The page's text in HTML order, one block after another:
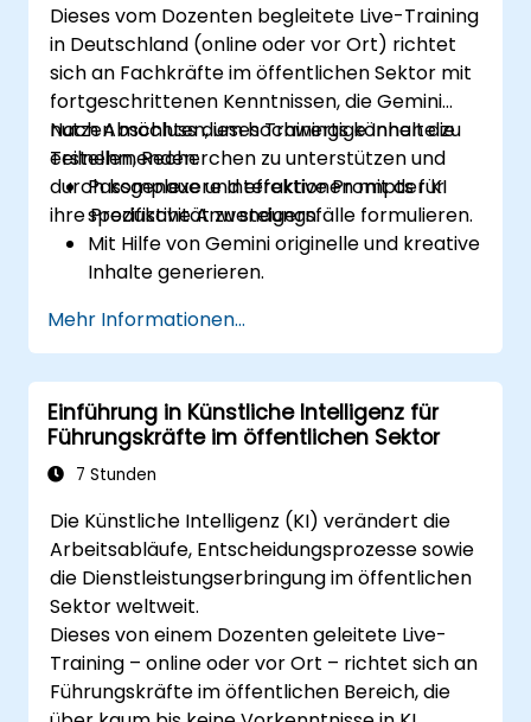
Dieses vom Dozenten begleitete Live-Training
in Deutschland (online oder vor Ort) richtet
sich an Fachkräfte im öffentlichen Sektor mit
fortgeschrittenen Kenntnissen, die Gemini
nutzen möchten, um hochwertige Inhalte zu
erstellen, Recherchen zu unterstützen und
durch komplexere Interaktionen mit der KI
ihre Produktivität zu steigern.
Nach Abschluss dieses Trainings können die
Teilnehmenden:
Passgenaue und effektive Prompts für
spezifische Anwendungsfälle formulieren.
Mit Hilfe von Gemini originelle und kreative
Inhalte generieren.
zusammenfassen sowie vergleichen.
Gemini effizient zum Brainstorming, zur
Planung und zur Strukturierung von Ideen
einsetzen.
Mehr Informationen...
Einführung in Künstliche Intelligenz für
Führungskräfte im öffentlichen Sektor
7 Stunden
Die Künstliche Intelligenz (KI) verändert die
Arbeitsabläufe, Entscheidungsprozesse sowie
die Dienstleistungserbringung im öffentlichen
Sektor weltweit.
Dieses von einem Dozenten geleitete Live-
Training – online oder vor Ort – richtet sich an
Führungskräfte im öffentlichen Bereich, die